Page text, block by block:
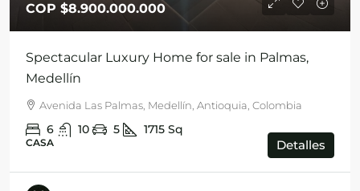
COP $8.900.000.000
Spectacular Luxury Home for sale in Palmas,
Medellín
Avenida Las Palmas, Medellín, Antioquia, Colombia
6 10 5 1715 Sq
CASA Detalles